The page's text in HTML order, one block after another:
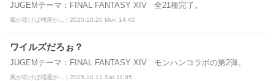
JUGEMテーマ：FINAL FANTASY XIV 全21種完了。
風が吹けば桶屋が... | 2025.10.20 Mon 14:42
ワイルズだろぉ？
JUGEMテーマ：FINAL FANTASY XIV モンハンコラボの第2弾。
風が吹けば桶屋が... | 2025.10.11 Sat 11:05